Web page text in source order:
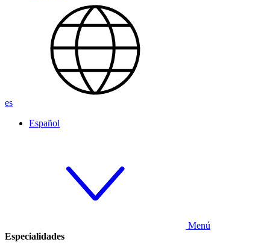
es
Español
Menú
Especialidades